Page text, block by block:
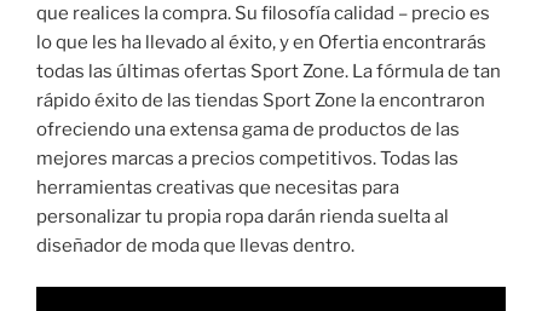
que realices la compra. Su filosofía calidad – precio es
lo que les ha llevado al éxito, y en Ofertia encontrarás
todas las últimas ofertas Sport Zone. La fórmula de tan
rápido éxito de las tiendas Sport Zone la encontraron
ofreciendo una extensa gama de productos de las
mejores marcas a precios competitivos. Todas las
herramientas creativas que necesitas para
personalizar tu propia ropa darán rienda suelta al
diseñador de moda que llevas dentro.